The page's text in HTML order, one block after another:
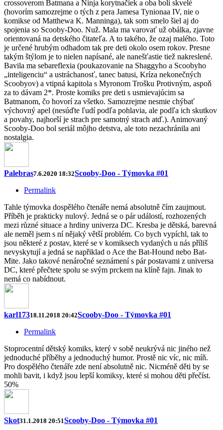
crossoverom Batmana a Ninja korytnačiek a oba boli skvelé
(hovorím samozrejme o tých z pera Jamesa Tynionaa IV, nie o
komikse od Matthewa K. Manninga), tak som smelo šiel aj do
spojenia so Scooby-Doo. Nuž. Mala ma varovať už obálka, zjavne
orientovaná na detského čitateľa. A to takého, že ozaj malého. Toto
je určené hrubým odhadom tak pre deti okolo osem rokov. Presne
takým štýlom je to nielen napísané, ale nanešťastie tiež nakreslené.
Bavila ma sebareflexia (poukazovanie na Shaggyho a Scoobyho
„inteligenciu“ a ustráchanosť, tanec batusi, Kríza nekonečných
Scoobyov) a vtipná kapitola s Myronom Trošku Protivným, aspoň
za to dávam 2*. Proste komiks pre deti s usmievajúcim sa
Batmanom, čo hovorí za všetko. Samozrejme nesmie chýbať
výchovný apel (nesúďte ľudí podľa pohlavia, ale podľa ich skutkov
a povahy, najhorší je strach pre samotný strach atď.). Animovaný
Scooby-Doo bol seriál môjho detstva, ale toto nezachránila ani
nostalgia.
Palebras7.6.2020 18:32Scooby-Doo - Týmovka #01
Permalink
Tahle týmovka dospělého čtenáře nemá absolutně čím zaujmout.
Příběh je prakticky nulový. Jedná se o pár událostí, rozhozených
mezi různé situace a hrdiny univerza DC. Kresba je dětská, barevná
ale neměl jsem s ní nějaký větší problém. Co bych vypíchl, tak to
jsou některé z postav, které se v komiksech vydaných u nás příliš
nevyskytují a jedná se napřiklad o Ace the Bat-Hound nebo Bat-
Mite. Jako takové nenáročné seznámení s pár postavami z universa
DC, které přečtete spolu se svým prckem na klíně fajn. Jinak to
nemá co nabídnout.
karl17318.11.2018 20:42Scooby-Doo - Týmovka #01
Permalink
Stoprocentní dětský komiks, který v sobě neukrývá nic jiného než
jednoduché příběhy a jednoduchý humor. Prostě nic víc, nic míň.
Pro dospělého čtenáře zde není absolutně nic. Nicméně děti by se
mohli bavit, i když jsou lepší komiksy, které si mohou děti přečíst.
50%
Skot31.1.2018 20:51Scooby-Doo - Týmovka #01